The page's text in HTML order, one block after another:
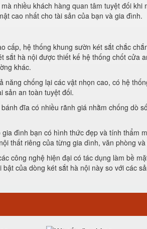
nhiều khách hàng quan tâm tuyệt đối khi
cao nhất cho tài sản của bạn và gia đình.
cấp, hệ thống khung sườn két sắt chắc
sắt hà nội được thiết kế hệ thống chốt cửa
khác.
năng chống lại các vật nhọn cao, có hệ
sản an toàn tuyệt đối.
đĩa có nhiều rãnh giá nhằm chống dò
đình bạn có hình thức đẹp và tính thẩm
thất riêng của từng gia dình, văn phòng và
công nghệ hiện đại có tác dụng làm bề
của dòng két sắt hà nội này so với các